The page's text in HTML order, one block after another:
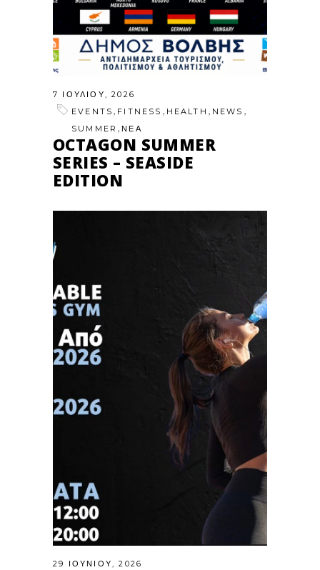
7 ΙΟΥΛΊΟΥ, 2026
EVENTS , FITNESS , HEALTH , NEWS ,
SUMMER ,ΝΕΑ
OCTAGON SUMMER
SERIES – SEASIDE
EDITION
29 ΙΟΥΝΊΟΥ, 2026